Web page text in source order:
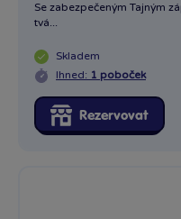
Se zabezpečeným Tajným
tvá...
Skladem
Ihned: 1 poboček
Rezervovat